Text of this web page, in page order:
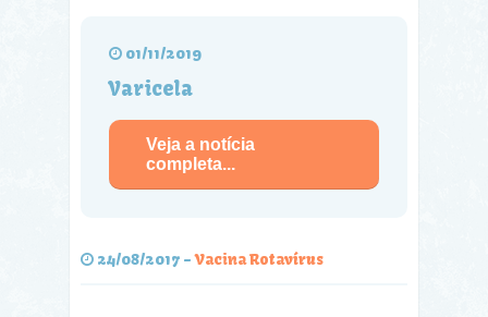
01/11/2019
Varicela
Veja a notícia
completa...
24/08/2017 -Vacina Rotavírus